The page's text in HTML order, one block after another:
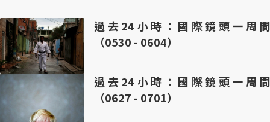
過去24小時：國際鏡頭一周間
（0530 - 0604）
過去24小時：國際鏡頭一周間
（0627 - 0701）